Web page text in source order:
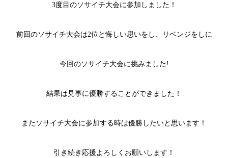
3度目のソサイチ大会に参加しました！
前回のソサイチ大会は2位と悔しい思いをし、リベンジをしに
今回のソサイチ大会に挑みました!
結果は見事に優勝することができました！
またソサイチ大会に参加する時は優勝したいと思います！
引き続き応援よろしくお願いします！